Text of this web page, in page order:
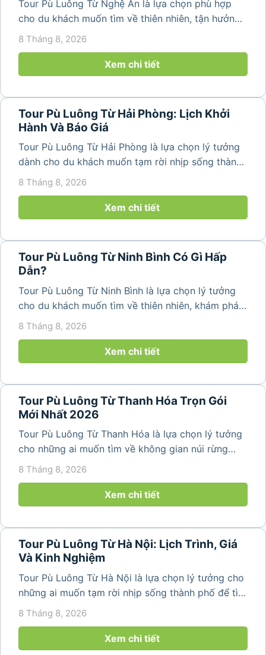
Tour Pù Luông Từ Nghệ An là lựa chọn phù hợp
cho du khách muốn tìm về thiên nhiên, tận hưởng
không khí trong lành và khám phá vẻ đẹp bình yên
của vùng núi Thanh Hóa. Với những bản làng mộc
8 Tháng 8, 2026
Xem chi tiết
Tour Pù Luông Từ Hải Phòng: Lịch Khởi
Hành Và Báo Giá
Tour Pù Luông Từ Hải Phòng là lựa chọn lý tưởng
dành cho du khách muốn tạm rời nhịp sống thành
phố để tìm về không gian núi rừng trong lành,
thang đặc trưng. Từ...
8 Tháng 8, 2026
Xem chi tiết
Tour Pù Luông Từ Ninh Bình Có Gì Hấp
Dẫn?
Tour Pù Luông Từ Ninh Bình là lựa chọn lý tưởng
cho du khách muốn tìm về thiên nhiên, khám phá
bản làng và tận hưởng không gian nghỉ dưỡng yên
bình. Với lịch trình 2N1Đ hoặc 3N2Đ, hành trình có
8 Tháng 8, 2026
Xem chi tiết
Tour Pù Luông Từ Thanh Hóa Trọn Gói
Mới Nhất 2026
Tour Pù Luông Từ Thanh Hóa là lựa chọn lý tưởng
cho những ai muốn tìm về không gian núi rừng
trong lành, ruộng bậc thang xanh mướt và những
ngày. Không cần di chuyển...
8 Tháng 8, 2026
Xem chi tiết
Tour Pù Luông Từ Hà Nội: Lịch Trình, Giá
Và Kinh Nghiệm
Tour Pù Luông Từ Hà Nội là lựa chọn lý tưởng cho
những ai muốn tạm rời nhịp sống thành phố để tìm
về không gian núi rừng xanh mát, những bản làng
yên bình và ruộng bậc thang đặc trưng của Pù
8 Tháng 8, 2026
Xem chi tiết